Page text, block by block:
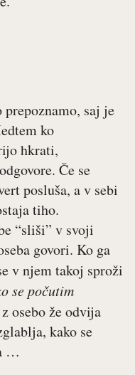
saj je
ko
hkrati,
Če se
posluša, a v sebi
tiho.
“sliši” v svoji
govori. Ko ga
v njem takoj sproži
se počutim
osebo že odvija
kako se
…